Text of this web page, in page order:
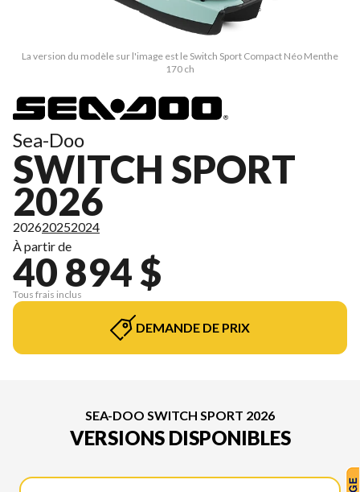
La version du modèle sur l'image est le Switch Sport Compact Néo Menthe
170 ch
Sea-Doo
SWITCH SPORT
2026
202620252024
À partir de
40 894 $
Tous frais inclus
DEMANDE DE PRIX
SEA-DOO SWITCH SPORT 2026
VERSIONS DISPONIBLES